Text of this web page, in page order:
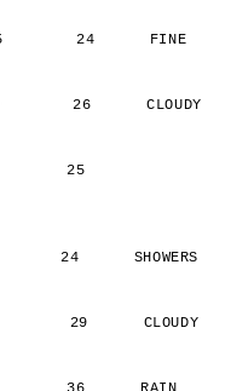
24      FINE
26      CLOUDY
25
24      SHOWERS
29      CLOUDY